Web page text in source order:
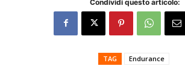
Condividi questo articolo:
TAG Endurance